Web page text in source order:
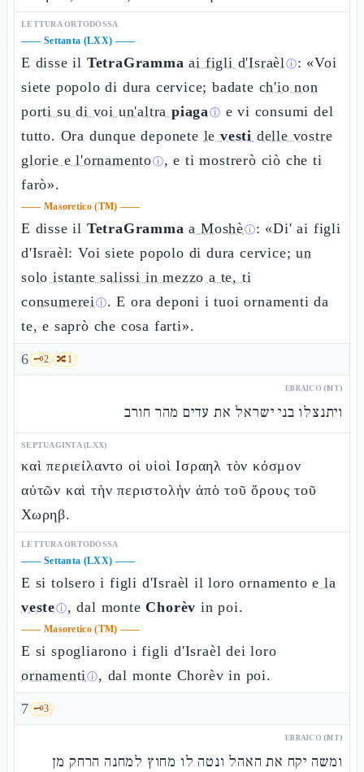
LETTURA ORTODOSSA
—— Settanta (LXX) ——
E disse il TetraGramma ai figli d'Israèlⓘ: «Voi
siete popolo di dura cervice; badate ch'io non
porti su di voi un'altrapiagaⓘ e vi consumi del
tutto. Ora dunque deponete levesti delle vostre
glorie e l'ornamentoⓘ, e ti mostrerò ciò che ti
farò».
—— Masoretico (TM) ——
E disse il TetraGramma a Moshèⓘ: «Di' ai figli
d'Israèl: Voi siete popolo di dura cervice;un
solo istante salissi in mezzo a te, ti
consumereiⓘ. E ora deponi i tuoi ornamenti da
te, e saprò che cosa farti».
6 🗝️2 🔀1
EBRAICO (MT)
ויתנצלו בני ישראל את עדים מהר חורב
SEPTUAGINTA (LXX)
καὶ περιείλαντο οἱ υἱοὶ Ισραηλ τὸν κόσμον
αὐτῶν καὶ τὴν περιστολὴν ἀπὸ τοῦ ὄρους τοῦ
Χωρηβ.
LETTURA ORTODOSSA
—— Settanta (LXX) ——
E si tolsero i figli d'Israèl il loro ornamentoe la
vesteⓘ, dal monte Chorèv in poi.
—— Masoretico (TM) ——
E si spogliarono i figli d'Israèl dei loro
ornamentiⓘ, dal monte Chorèv in poi.
7 🗝️3
EBRAICO (MT)
ומשה יקח את האהל ונטה לו מחוץ למחנה הרחק מן